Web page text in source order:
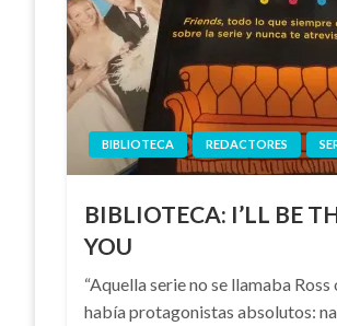
BIBLIOTECA REDACTORES
BIBLIOTECA: I’LL BE
YOU
“Aquella serie no se llamaba
había protagonistas absolutos: